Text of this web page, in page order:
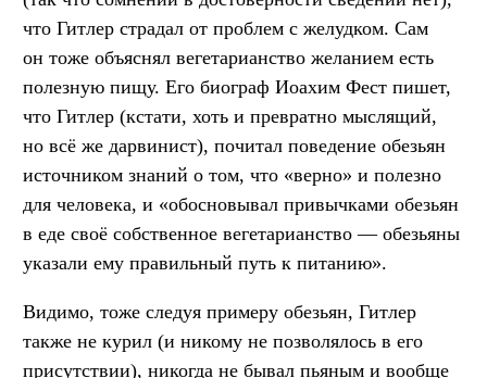
что Гитлер страдал от проблем с желудком. Сам
он тоже объяснял вегетарианство желанием есть
полезную пищу. Его биограф Иоахим Фест пишет,
что Гитлер (кстати, хоть и превратно мыслящий,
но всё же дарвинист), почитал поведение обезьян
источником знаний о том, что «верно» и полезно
для человека, и «обосновывал привычками обезьян
в еде своё собственное вегетарианство — обезьяны
указали ему правильный путь к питанию».
Видимо, тоже следуя примеру обезьян, Гитлер
также не курил (и никому не позволялось в его
присутствии), никогда не бывал пьяным и вообще